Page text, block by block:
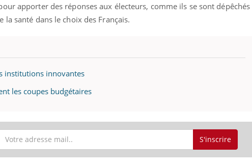
apporter des réponses aux électeurs, comme ils se sont dépêchés
santé dans le choix des Français.
institutions innovantes
les coupes budgétaires
S'inscrire
VIH : la fin du comprimé
Pourquoi votre ventre
gâche-t-il les premiers